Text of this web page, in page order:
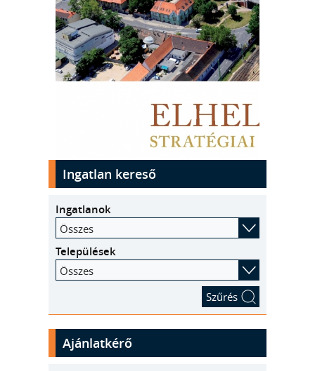
kinyit
Ingatlan kereső
Ingatlanok
Összes
Települések
Összes
Ajánlatkérő